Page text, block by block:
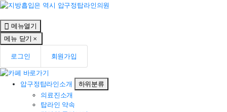
메뉴열기
메뉴 닫기
로그인 회원가입
압구정탑라인소개
하위분류
의료진소개
탑라인 약속